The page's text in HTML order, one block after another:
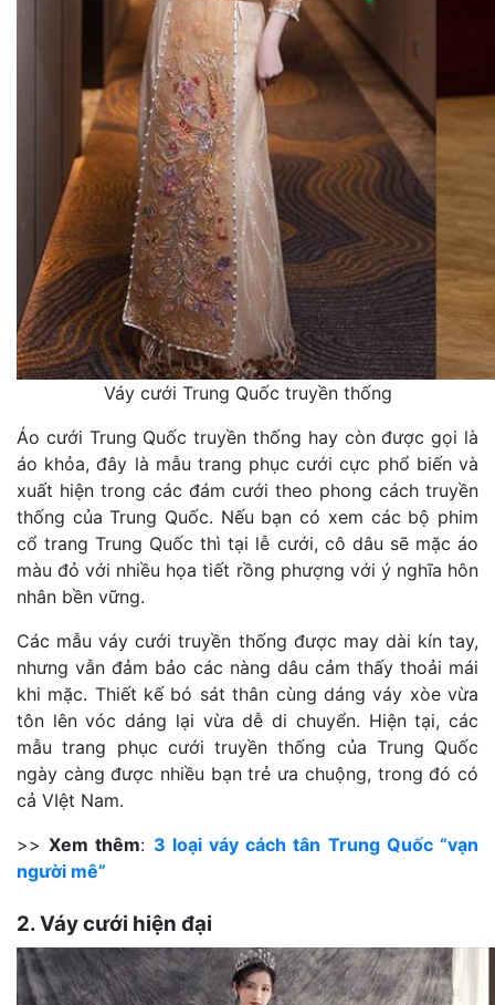
Váy cưới Trung Quốc truyền thống
Áo cưới Trung Quốc truyền thống hay còn được gọi là
áo khỏa, đây là mẫu trang phục cưới cực phổ biến và
xuất hiện trong các đám cưới theo phong cách truyền
thống của Trung Quốc. Nếu bạn có xem các bộ phim
cổ trang Trung Quốc thì tại lễ cưới, cô dâu sẽ mặc áo
màu đỏ với nhiều họa tiết rồng phượng với ý nghĩa hôn
nhân bền vững.
Các mẫu váy cưới truyền thống được may dài kín tay,
nhưng vẫn đảm bảo các nàng dâu cảm thấy thoải mái
khi mặc. Thiết kế bó sát thân cùng dáng váy xòe vừa
tôn lên vóc dáng lại vừa dễ di chuyển. Hiện tại, các
mẫu trang phục cưới truyền thống của Trung Quốc
ngày càng được nhiều bạn trẻ ưa chuộng, trong đó có
cả VIệt Nam.
>>Xem thêm: 3 loại váy cách tân Trung Quốc “vạn
người mê”
2. Váy cưới hiện đại